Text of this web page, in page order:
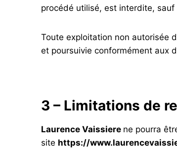
procédé utilisé, est interdite,
Toute exploitation non autorisée
et poursuivie conformément aux
3 – Limitations de
Laurence Vaissiere ne pourra
site https://